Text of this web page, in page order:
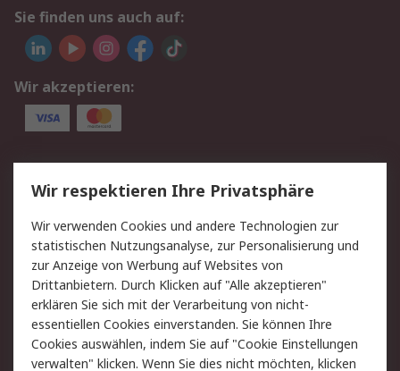
Sie finden uns auch auf:
Wir akzeptieren:
Service
Value Added Services
Lieferlösungen
Rücksendungen
Kontakt
Hilfe
Privatkunden
Rechtliches
AGB
Datenschutz
Cookie-Richtlinie
Zahlungsbedingungen
Wir respektieren Ihre Privatsphäre
Wir verwenden Cookies und andere Technologien zur
statistischen Nutzungsanalyse, zur Personalisierung und
zur Anzeige von Werbung auf Websites von
Drittanbietern. Durch Klicken auf "Alle akzeptieren"
erklären Sie sich mit der Verarbeitung von nicht-
essentiellen Cookies einverstanden. Sie können Ihre
Cookies auswählen, indem Sie auf "Cookie Einstellungen
verwalten" klicken. Wenn Sie dies nicht möchten, klicken